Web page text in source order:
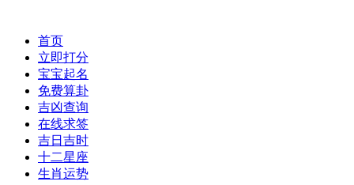
首页
立即打分
宝宝起名
免费算卦
吉凶查询
在线求签
吉日吉时
十二星座
生肖运势